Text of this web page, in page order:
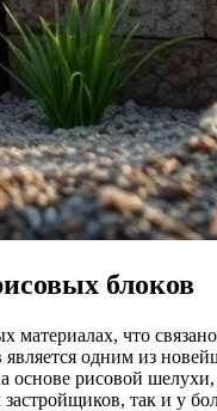
блоков
материалах, что
одним из
основе рисовой
так и у